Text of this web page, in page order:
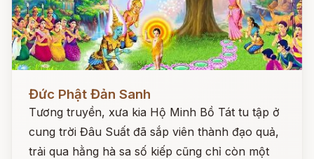
Đức Phật Đản Sanh
Tương truyền, xưa kia Hộ Minh Bồ Tát tu tập ở
cung trời Đâu Suất đã sắp viên thành đạo quả,
trải qua hằng hà sa số kiếp cũng chỉ còn một